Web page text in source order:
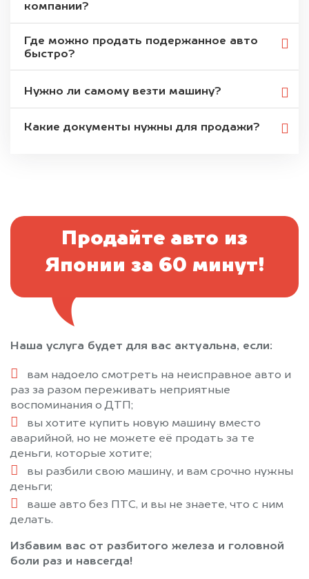
компании?
Где можно продать подержанное авто
быстро?
Нужно ли самому везти машину?
Какие документы нужны для продажи?
Продайте авто из
Японии за 60 минут!
Наша услуга будет для вас актуальна, если:
вам надоело смотреть на неисправное авто и
раз за разом переживать неприятные
воспоминания о ДТП;
вы хотите купить новую машину вместо
аварийной, но не можете её продать за те
деньги, которые хотите;
вы разбили свою машину, и вам срочно нужны
деньги;
ваше авто без ПТС, и вы не знаете, что с ним
делать.
Избавим вас от разбитого железа и головной
боли раз и навсегда!